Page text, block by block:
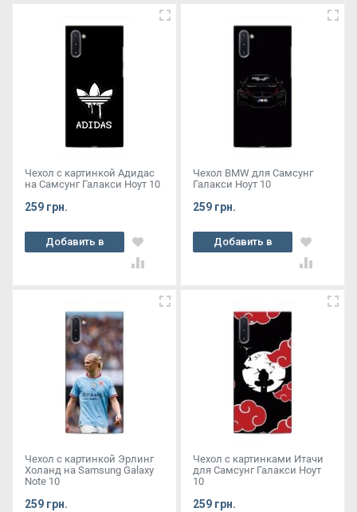
Чехол с картинкой Адидас
на Самсунг Галакси Ноут 10
259 грн.
Добавить в
корзину
Чехол BMW для Самсунг
Галакси Ноут 10
259 грн.
Добавить в
корзину
Чехол с картинкой Эрлинг
Холанд на Samsung Galaxy
Note 10
259 грн.
Чехол с картинками Итачи
для Самсунг Галакси Ноут
10
259 грн.